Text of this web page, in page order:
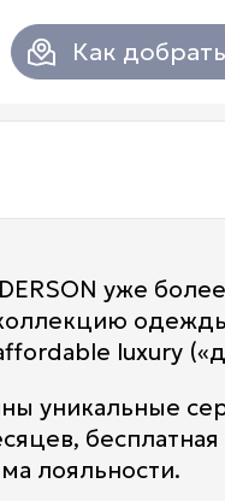
Как
уже
luxury
уникальные
лояльности.